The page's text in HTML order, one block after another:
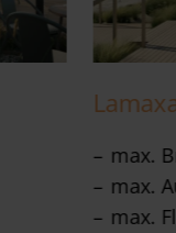
max.
max.
max.